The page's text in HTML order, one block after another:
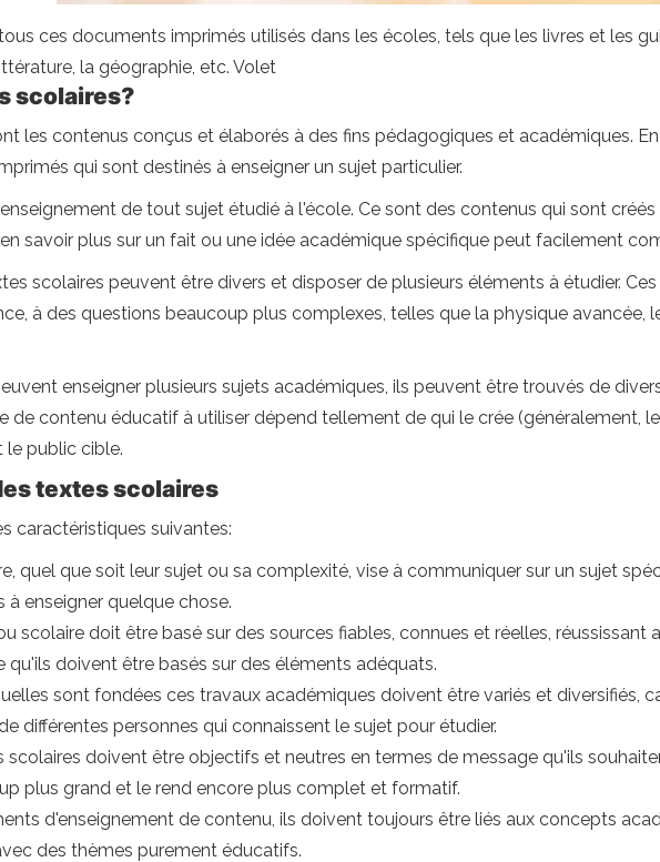
ces documents imprimés utilisés dans les écoles, tels que les livres et les
la géographie, etc. Volet
scolaires?
les contenus conçus et élaborés à des fins pédagogiques et académiques.
qui sont destinés à enseigner un sujet particulier.
de tout sujet étudié à l'école. Ce sont des contenus qui sont
savoir plus sur un fait ou une idée académique spécifique peut facilement
scolaires peuvent être divers et disposer de plusieurs éléments à étudier.
à des questions beaucoup plus complexes, telles que la physique avancée,
enseigner plusieurs sujets académiques, ils peuvent être trouvés de
de contenu éducatif à utiliser dépend tellement de qui le crée (généralement,
le public cible.
textes scolaires
caractéristiques suivantes:
quel que soit leur sujet ou sa complexité, vise à communiquer sur un sujet
à enseigner quelque chose.
scolaire doit être basé sur des sources fiables, connues et réelles, réussissant
qu'ils doivent être basés sur des éléments adéquats.
sont fondées ces travaux académiques doivent être variés et diversifiés,
différentes personnes qui connaissent le sujet pour étudier.
scolaires doivent être objectifs et neutres en termes de message qu'ils
plus grand et le rend encore plus complet et formatif.
d'enseignement de contenu, ils doivent toujours être liés aux concepts
des thèmes purement éducatifs.